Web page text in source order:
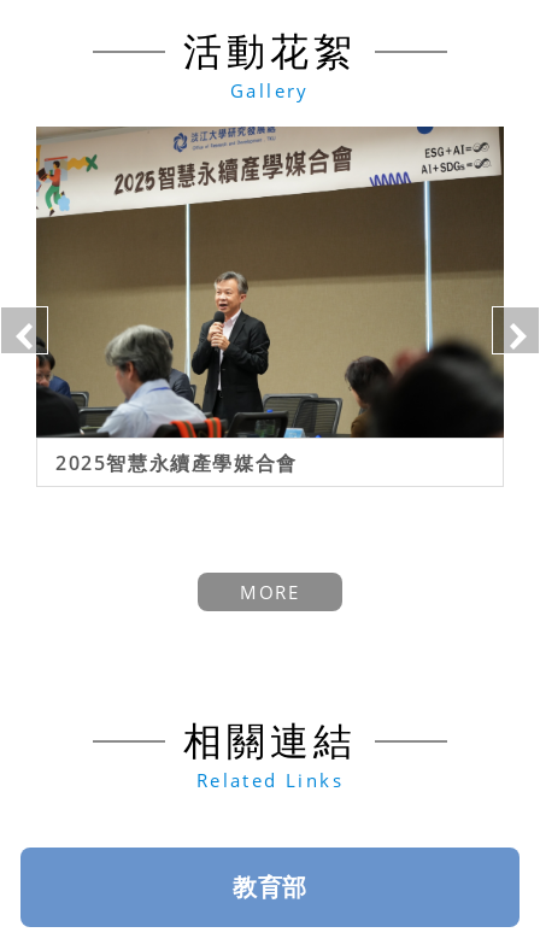
活動花絮
Gallery
2025智慧永續產學媒合會
MORE
相關連結
Related Links
教育部